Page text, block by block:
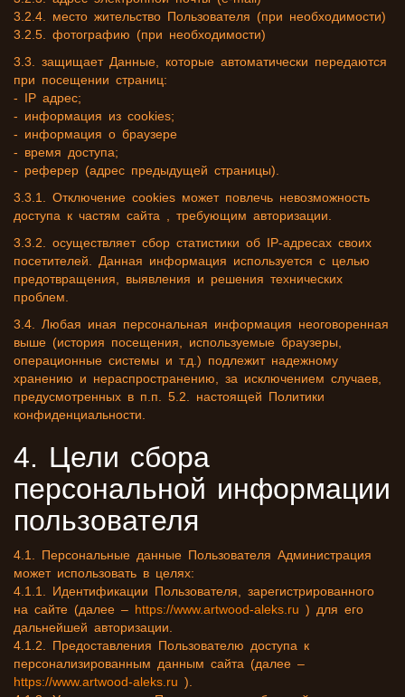
3.2.4. место жительство Пользователя (при необходимости)
3.2.5. фотографию (при необходимости)
3.3. защищает Данные, которые автоматически передаются
при посещении страниц:
- IP адрес;
- информация из cookies;
- информация о браузере
- время доступа;
- реферер (адрес предыдущей страницы).
3.3.1. Отключение cookies может повлечь невозможность
доступа к частям сайта , требующим авторизации.
3.3.2. осуществляет сбор статистики об IP-адресах своих
посетителей. Данная информация используется с целью
предотвращения, выявления и решения технических
проблем.
3.4. Любая иная персональная информация неоговоренная
выше (история посещения, используемые браузеры,
операционные системы и т.д.) подлежит надежному
хранению и нераспространению, за исключением случаев,
предусмотренных в п.п. 5.2. настоящей Политики
конфиденциальности.
4. Цели сбора
персональной информации
пользователя
4.1. Персональные данные Пользователя Администрация
может использовать в целях:
4.1.1. Идентификации Пользователя, зарегистрированного
на сайте (далее – https://www.artwood-aleks.ru ) для его
дальнейшей авторизации.
4.1.2. Предоставления Пользователю доступа к
персонализированным данным сайта (далее –
https://www.artwood-aleks.ru ).